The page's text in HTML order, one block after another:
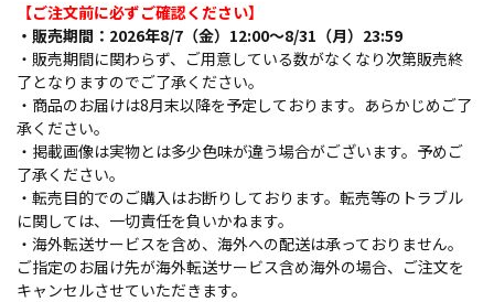
【ご注文前に必ずご確認ください】
・販売期間：2026年8/7（金）12:00～8/31（月）23:59
・販売期間に関わらず、ご用意している数がなくなり次第販売終
了となりますのでご了承ください。
・商品のお届けは8月末以降を予定しております。あらかじめご了
承ください。
・掲載画像は実物とは多少色味が違う場合がございます。予めご
了承ください。
・転売目的でのご購入はお断りしております。転売等のトラブル
に関しては、一切責任を負いかねます。
・海外転送サービスを含め、海外への配送は承っておりません。
ご指定のお届け先が海外転送サービス含め海外の場合、ご注文を
キャンセルさせていただきます。